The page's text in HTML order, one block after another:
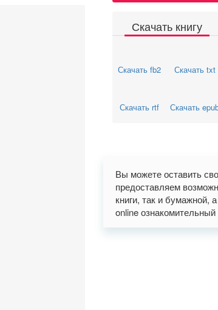
Скачать книгу
Скачать fb2 Скачать txt
Скачать rtf Скачать
Вы можете оставить
предоставляем
книги, так и бумажной,
online